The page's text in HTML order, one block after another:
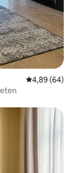
4,89 av 5 i
4,89 (64)